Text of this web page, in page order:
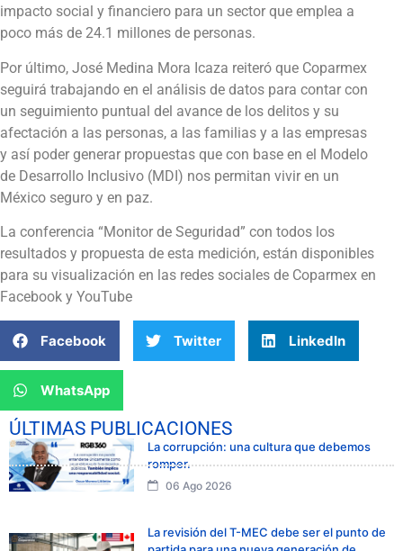
impacto social y financiero para un sector que emplea a
poco más de 24.1 millones de personas.
Por último, José Medina Mora Icaza reiteró que Coparmex
seguirá trabajando en el análisis de datos para contar con
un seguimiento puntual del avance de los delitos y su
afectación a las personas, a las familias y a las empresas
y así poder generar propuestas que con base en el Modelo
de Desarrollo Inclusivo (MDI) nos permitan vivir en un
México seguro y en paz.
La conferencia “Monitor de Seguridad” con todos los
resultados y propuesta de esta medición, están disponibles
para su visualización en las redes sociales de Coparmex en
Facebook y YouTube
Facebook Twitter LinkedIn
WhatsApp
ÚLTIMAS PUBLICACIONES
La corrupción: una cultura que debemos
romper.
06 Ago 2026
La revisión del T-MEC debe ser el punto de